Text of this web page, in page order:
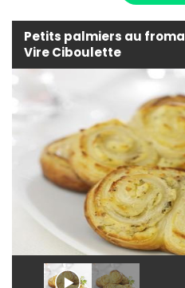
Petits palmiers au
Vire Ciboulette